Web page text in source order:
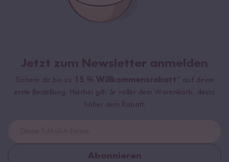
Jetzt zum Newsletter anmelden
Sichere dir bis zu 15 % Willkommensrabatt* auf deine
erste Bestellung. Hierbei gilt: Je voller dein Warenkorb, desto
höher dein Rabatt.
Abonnieren